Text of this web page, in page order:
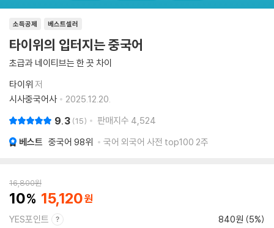
소득공제 베스트셀러
타이위의 입터지는 중국어
초급과 네이티브는 한 끗 차이
타이위 저
시사중국어사
2025.12.20.
9.3 15 판매지수 4,524
베스트 중국어 98위 국어 외국어 사전 top100 2주
16,800원
10 15,120
YES포인트 840원 (5%)